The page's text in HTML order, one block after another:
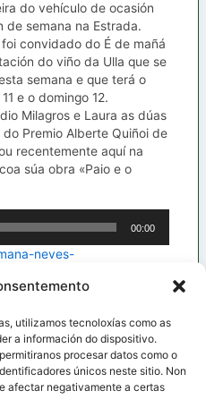
utilizamos tecnoloxías como as
a información do dispositivo.
procesar datos como o
únicos neste sitio. Non
afectar negativamente a certas
do vehículo de ocasión
de semana na Estrada.
convidado do É de mañá
do viño da Ulla que se
semana e que terá o
e o domingo 12.
Milagros e Laura as dúas
Premio Alberte Quiñoi de
recentemente aquí na
súa obra «Paio e o
00:00
neves-
SIGUIENTE